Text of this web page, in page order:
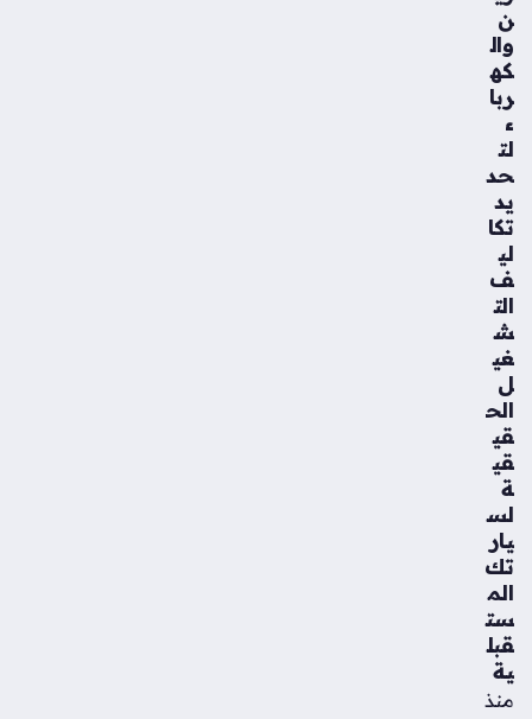
ن
وال
كه
ربا
ء
لت
حد
يد
تكا
لي
ف
الت
ش
غي
ل
الح
قي
قي
ة
لس
يار
تك
الم
ست
قبل
ية
منذ